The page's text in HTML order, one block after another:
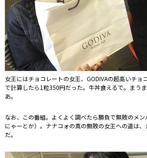
女王にはチョコレートの女王、GODIVAの超高いチョ
で計算したら1粒350円だった。牛丼食えるで。まう
あ。
なお、この番組。よくよく調べたら勝負で無敗のメ
にゃーとか）。ナナコォの真の無敗の女王への道は
だ。